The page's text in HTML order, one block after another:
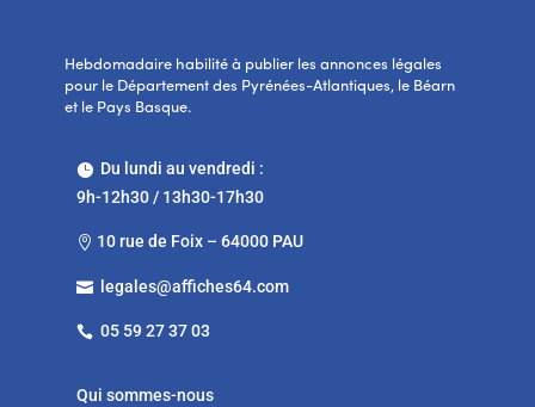
Hebdomadaire habilité à publier les annonces légales
pour le Département des Pyrénées-Atlantiques, le Béarn
et le Pays Basque.
Du lundi au vendredi :
9h-12h30 / 13h30-17h30
 10 rue de Foix – 64000 PAU
 legales@affiches64.com
 05 59 27 37 03
Qui sommes-nous